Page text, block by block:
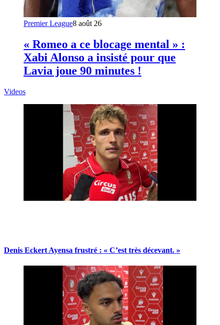
Premier League8 août 26
« Romeo a ce blocage mental » :
Xabi Alonso a insisté pour que
Lavia joue 90 minutes !
Videos
Denis Eckert Ayensa frustré : « C’est très décevant. »